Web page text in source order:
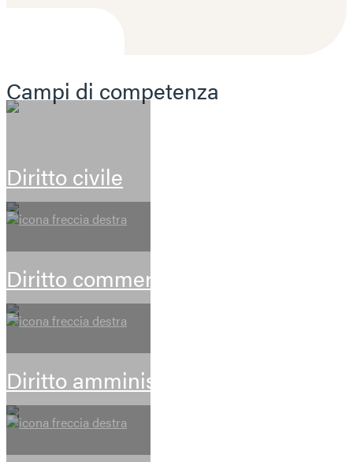
Campi di competenza
Diritto civile
Diritto commerciale e societario
Diritto amministrativo